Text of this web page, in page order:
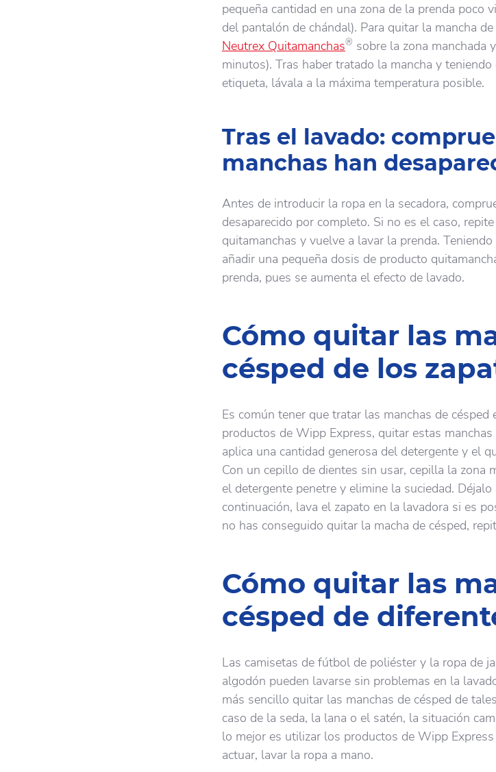
pequeña cantidad en una zona de la prenda poco
del pantalón de chándal). Para quitar la mancha
Neutrex Quitamanchas® sobre la zona manchada
minutos). Tras haber tratado la mancha y
etiqueta, lávala a la máxima temperatura posible.
Tras el lavado:
manchas han
Antes de introducir la ropa en la secadora,
desaparecido por completo. Si no es el caso,
quitamanchas y vuelve a lavar la prenda.
añadir una pequeña dosis de producto
prenda, pues se aumenta el efecto de lavado.
Cómo quitar las
césped de los
Es común tener que tratar las manchas de
productos de Wipp Express, quitar estas
aplica una cantidad generosa del detergente y el
Con un cepillo de dientes sin usar, cepilla la zona
el detergente penetre y elimine la suciedad.
continuación, lava el zapato en la lavadora si es
no has conseguido quitar la macha de césped,
Cómo quitar las
césped de
Las camisetas de fútbol de poliéster y la ropa de
algodón pueden lavarse sin problemas en la
más sencillo quitar las manchas de césped de
caso de la seda, la lana o el satén, la situación
lo mejor es utilizar los productos de Wipp
actuar, lavar la ropa a mano.